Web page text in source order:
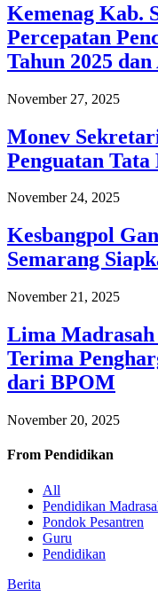
Kemenag Kab.
Percepatan
Tahun 2025
November 27, 2025
Monev
Penguatan
November 24, 2025
Kesbangpol
Semarang
November 21, 2025
Lima
Terima
dari BPOM
November 20, 2025
From Pendidikan
All
Pendidikan
Pondok Pesantren
Guru
Pendidikan
Berita